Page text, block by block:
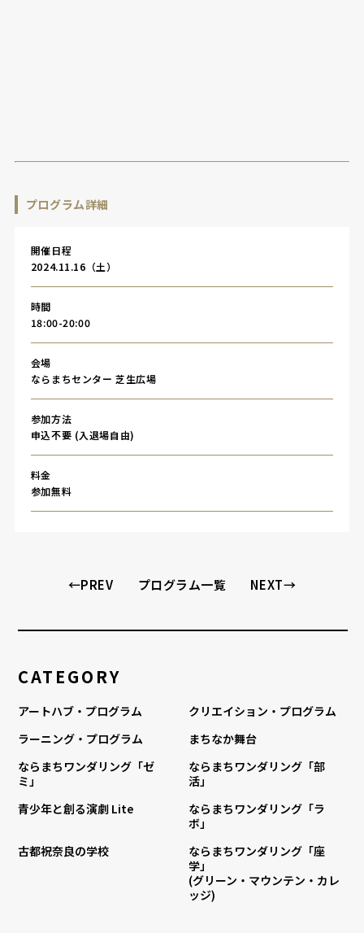
プログラム詳細
開催日程
2024.11.16（土）
時間
18:00-20:00
会場
ならまちセンター 芝生広場
参加方法
申込不要 (入退場自由)
料金
参加無料
←PREV プログラム一覧 NEXT→
CATEGORY
アートハブ・プログラム
クリエイション・プログラム
ラーニング・プログラム
まちなか舞台
ならまちワンダリング「ゼ
ミ」
ならまちワンダリング「部
活」
青少年と創る演劇 Lite
ならまちワンダリング「ラ
ボ」
古都祝奈良の学校
ならまちワンダリング「座
学」
(グリーン・マウンテン・カレ
ッジ)